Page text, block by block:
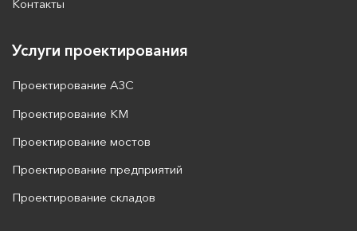
Услуги проектирования
Проектирование АЗС
Проектирование КМ
Проектирование мостов
Проектирование предприятий
Проектирование складов
Контакты